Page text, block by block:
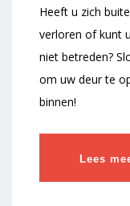
Heeft u zich
verloren of kunt
niet betreden?
om uw deur te
binnen!
Lees